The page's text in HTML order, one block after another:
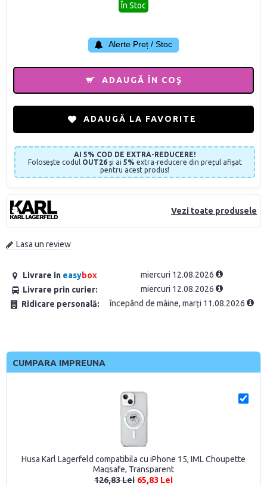
Vezi toate produsele
Lasa un review
Livrare in easybox
miercuri 12.08.2026
Livrare prin curier:
miercuri 12.08.2026
Ridicare personală:
începând de mâine, marți 11.08.2026
În Stoc
Alerte Preț / Stoc
ADAUGĂ ÎN COŞ
ADAUGĂ LA FAVORITE
AI 5% COD DE EXTRA-REDUCERE!
Folosește codul OUT26și ai 5% extra-reducere din prețul afișat
pentru acest produs!
CUMPARA IMPREUNA
Husa Karl Lagerfeld compatibila cu iPhone 15, IML Choupette
Magsafe, Transparent
126,83 Lei 65,83 Lei